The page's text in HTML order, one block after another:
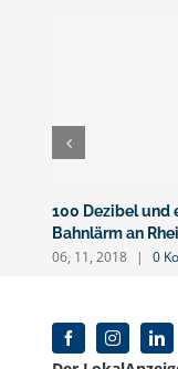
100 Dezibel und
Bahnlärm an
06, 11, 2018 | 0